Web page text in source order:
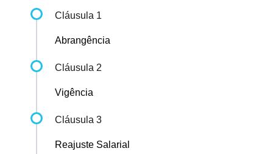
Cláusula 1
Abrangência
Cláusula 2
Vigência
Cláusula 3
Reajuste Salarial